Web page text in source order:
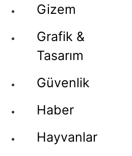
Gizem
Grafik &
Tasarım
Güvenlik
Haber
Hayvanlar